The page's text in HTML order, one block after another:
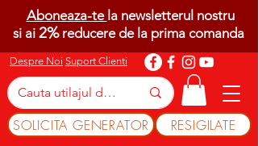
Despre Noi Suport Clienti
SOLICITA GENERATOR RESIGILATE
Aboneaza-te la newsletterul nostru
si ai 2%reducere de la prima comanda